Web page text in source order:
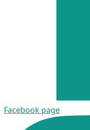
Facebook page